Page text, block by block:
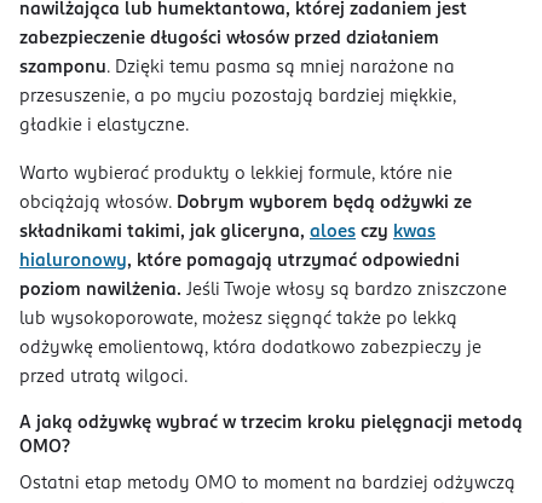
nawilżająca lub humektantowa, której zadaniem jest
zabezpieczenie długości włosów przed działaniem
szamponu. Dzięki temu pasma są mniej narażone na
przesuszenie, a po myciu pozostają bardziej miękkie,
gładkie i elastyczne.
Warto wybierać produkty o lekkiej formule, które nie
obciążają włosów. Dobrym wyborem będą odżywki ze
składnikami takimi, jak gliceryna, aloes czy kwas
hialuronowy, które pomagają utrzymać odpowiedni
poziom nawilżenia. Jeśli Twoje włosy są bardzo zniszczone
lub wysokoporowate, możesz sięgnąć także po lekką
odżywkę emolientową, która dodatkowo zabezpieczy je
przed utratą wilgoci.
A jaką odżywkę wybrać w trzecim kroku pielęgnacji metodą
OMO?
Ostatni etap metody OMO to moment na bardziej odżywczą